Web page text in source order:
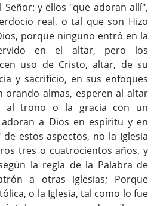
y ellos "que adoran allí",
real, o tal que son Hizo
porque ninguno entró en la
en el altar, pero los
uso de Cristo, altar, de su
y sacrificio, en sus enfoques
orando almas, esperen al altar
al trono o la gracia con un
a Dios en espíritu y en
estos aspectos, no la Iglesia
tres o cuatrocientos años, y
la regla de la Palabra de
a otras iglesias; Porque
o la Iglesia, tal como lo fue